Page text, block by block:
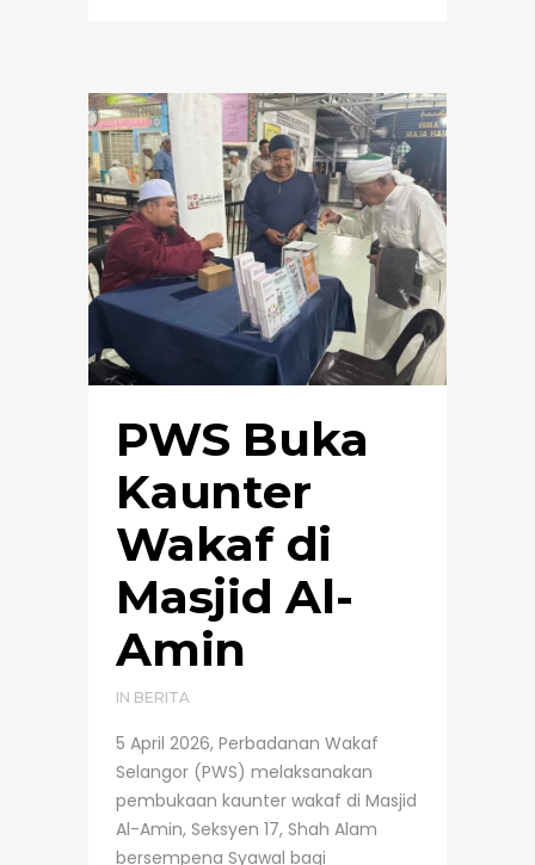
PWS Buka
Kaunter
Wakaf di
Masjid Al-
Amin
IN BERITA
5 April 2026, Perbadanan Wakaf
Selangor (PWS) melaksanakan
pembukaan kaunter wakaf di Masjid
Al-Amin, Seksyen 17, Shah Alam
bersempena Syawal bagi